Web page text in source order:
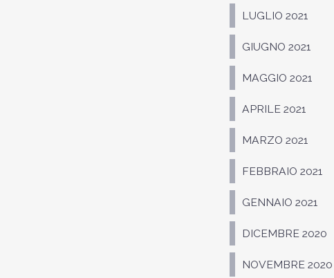
LUGLIO 2021
GIUGNO 2021
MAGGIO 2021
APRILE 2021
MARZO 2021
FEBBRAIO 2021
GENNAIO 2021
DICEMBRE 2020
NOVEMBRE 2020